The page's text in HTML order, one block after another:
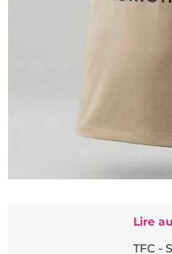
Lire
TFC -